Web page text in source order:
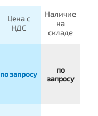
Цена с
НДС
Наличие
на
складе
по запросу
по
запросу